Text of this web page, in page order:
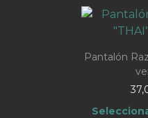
Pantalón